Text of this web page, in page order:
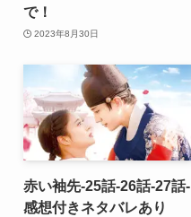
で！
2023年8月30日
赤い袖先-25話-26話-27話-
感想付きネタバレあり